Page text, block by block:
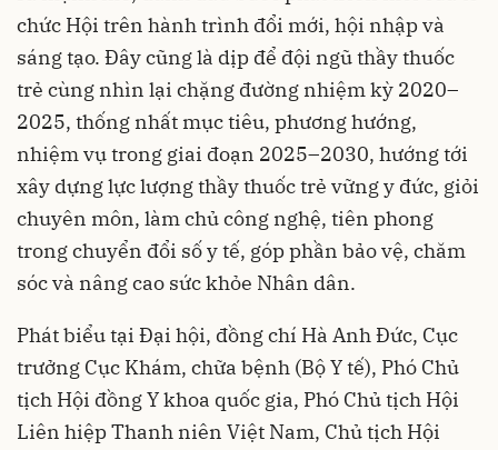
chức Hội trên hành trình đổi mới, hội nhập và
sáng tạo. Đây cũng là dịp để đội ngũ thầy thuốc
trẻ cùng nhìn lại chặng đường nhiệm kỳ 2020–
2025, thống nhất mục tiêu, phương hướng,
nhiệm vụ trong giai đoạn 2025–2030, hướng tới
xây dựng lực lượng thầy thuốc trẻ vững y đức, giỏi
chuyên môn, làm chủ công nghệ, tiên phong
trong chuyển đổi số y tế, góp phần bảo vệ, chăm
sóc và nâng cao sức khỏe Nhân dân.
Phát biểu tại Đại hội, đồng chí Hà Anh Đức, Cục
trưởng Cục Khám, chữa bệnh (Bộ Y tế), Phó Chủ
tịch Hội đồng Y khoa quốc gia, Phó Chủ tịch Hội
Liên hiệp Thanh niên Việt Nam, Chủ tịch Hội